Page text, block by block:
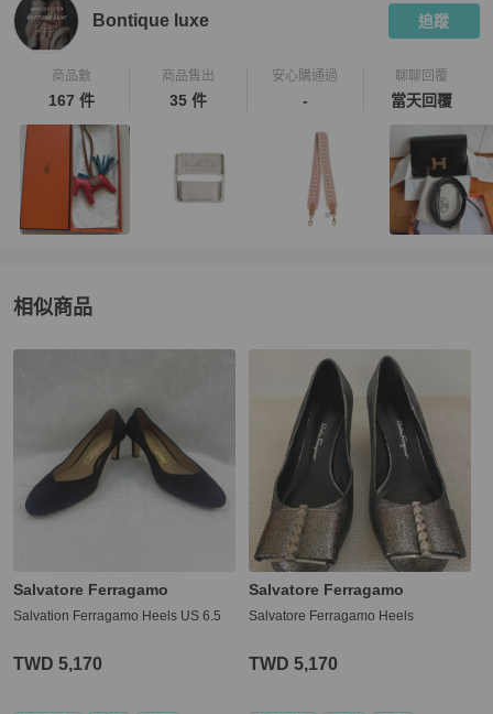
Bontique luxe 追蹤
商品數
167 件
商品售出
35 件
安心購通過
-
聊聊回覆
當天回覆
相似商品
更多相似Salvatore Ferragamo女鞋 推薦精品
Salvatore Ferragamo
Salvation Ferragamo Heels US 6.5
TWD 5,170
Salvatore Ferragamo
Salvatore Ferragamo Heels
TWD 5,170